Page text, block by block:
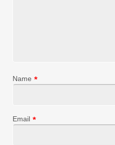
Name *
Email *